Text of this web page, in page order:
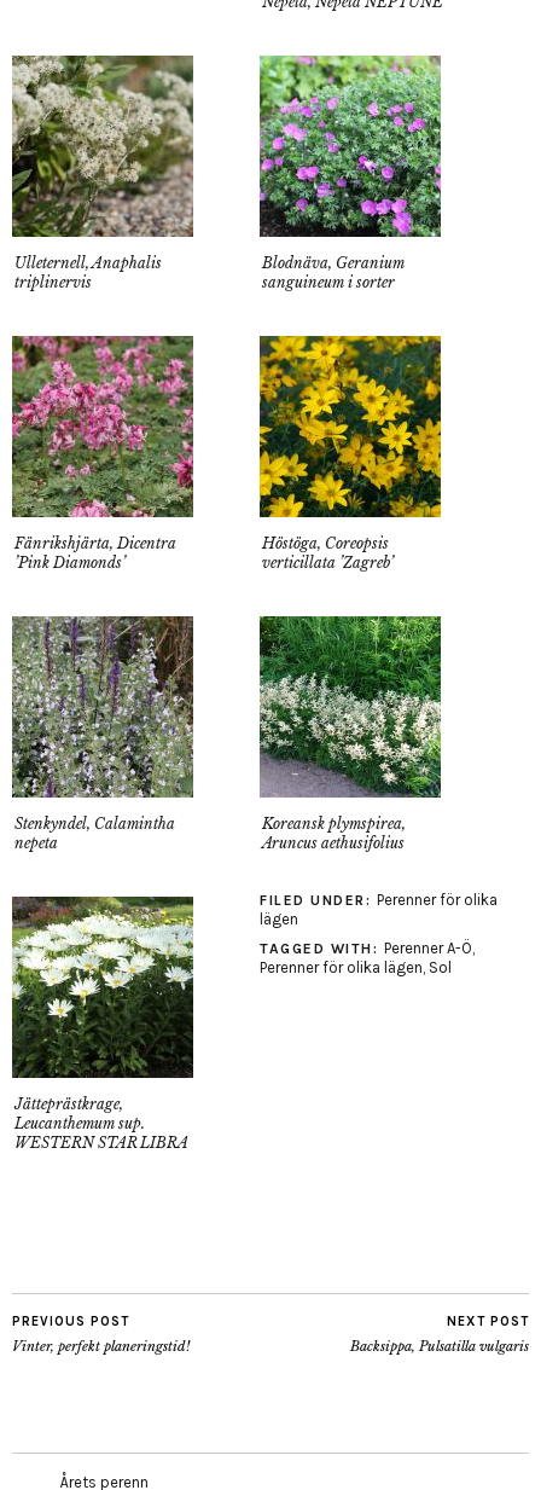
Ulleternell, Anaphalis
triplinervis
Blodnäva, Geranium
sanguineum i sorter
Fänrikshjärta, Dicentra
’Pink Diamonds’
Höstöga, Coreopsis
verticillata ’Zagreb’
Stenkyndel, Calamintha
nepeta
Koreansk plymspirea,
Aruncus aethusifolius
Jätteprästkrage,
Leucanthemum sup.
WESTERN STAR LIBRA
FILED UNDER: Perenner för olika
lägen
TAGGED WITH: Perenner A-Ö
Perenner för olika lägen Sol
PREVIOUS POST
Vinter, perfekt planeringstid!
NEXT POST
Backsippa, Pulsatilla vulgaris
Årets perenn